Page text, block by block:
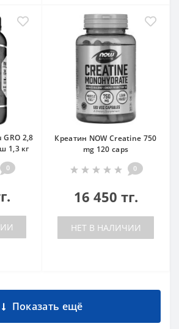
2,8
1,3 кг
0
Креатин NOW Creatine 750
mg 120 caps
0
16 450 тг.
НЕТ В НАЛИЧИИ
Показать ещё